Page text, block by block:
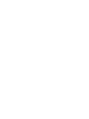
aplicables a su
finalice.
al realizar la
de suscripción,
la cantidad de
al realizar la